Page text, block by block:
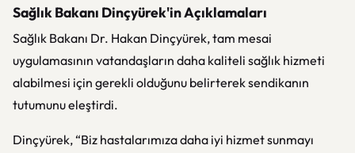
Sağlık Bakanı Dinçyürek'in Açıklamaları
Sağlık Bakanı Dr. Hakan Dinçyürek, tam mesai
uygulamasının vatandaşların daha kaliteli sağlık hizmeti
alabilmesi için gerekli olduğunu belirterek sendikanın
tutumunu eleştirdi.
Dinçyürek, “Biz hastalarımıza daha iyi hizmet sunmayı